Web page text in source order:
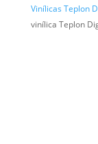
Vinílicas Teplon
vinílica Teplon